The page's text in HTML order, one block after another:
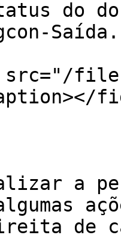
do
Saída.
files/
a
de